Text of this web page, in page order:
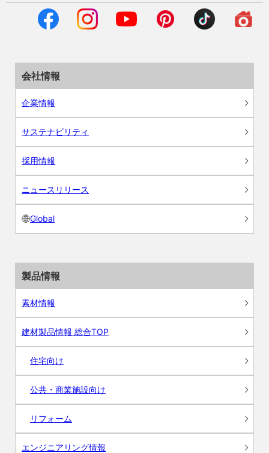
会社情報
企業情報
サステナビリティ
採用情報
ニュースリリース
Global
製品情報
素材情報
建材製品情報 総合TOP
住宅向け
公共・商業施設向け
リフォーム
エンジニアリング情報